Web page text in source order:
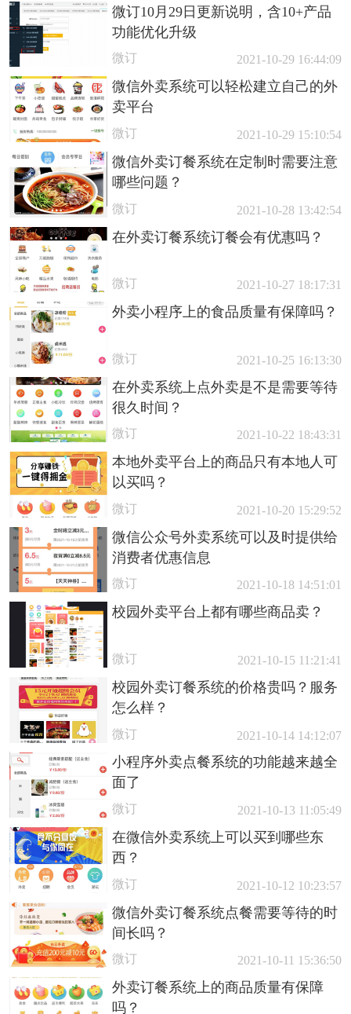
微订10月29日更新说明，含10+产品
功能优化升级
微订 2021-10-29 16:44:09
微信外卖系统可以轻松建立自己的外
卖平台
微订 2021-10-29 15:10:54
微信外卖订餐系统在定制时需要注意
哪些问题？
微订 2021-10-28 13:42:54
在外卖订餐系统订餐会有优惠吗？
微订 2021-10-27 18:17:31
外卖小程序上的食品质量有保障吗？
微订 2021-10-25 16:13:30
在外卖系统上点外卖是不是需要等待
很久时间？
微订 2021-10-22 18:43:31
本地外卖平台上的商品只有本地人可
以买吗？
微订 2021-10-20 15:29:52
微信公众号外卖系统可以及时提供给
消费者优惠信息
微订 2021-10-18 14:51:01
校园外卖平台上都有哪些商品卖？
微订 2021-10-15 11:21:41
校园外卖订餐系统的价格贵吗？服务
怎么样？
微订 2021-10-14 14:12:07
小程序外卖点餐系统的功能越来越全
面了
微订 2021-10-13 11:05:49
在微信外卖系统上可以买到哪些东
西？
微订 2021-10-12 10:23:57
微信外卖订餐系统点餐需要等待的时
间长吗？
微订 2021-10-11 15:36:50
外卖订餐系统上的商品质量有保障
吗？